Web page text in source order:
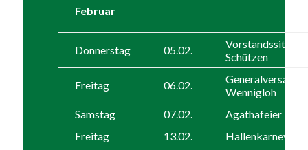
Februar
Donnerstag 05.02.
Vorstandssitzung
Schützen
Freitag 06.02.
Wennigloh
Samstag
07.02.
Agathafeier
Freitag
13.02. Hallenkarneval